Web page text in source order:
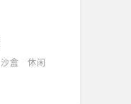
沙盒
休闲